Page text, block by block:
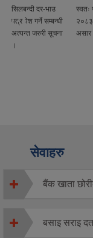
सिलबन्दी दर-भाउ
पत्र पेश गर्ने सम्बन्धी
अत्यन्त जरुरी सूचना
।
स्वतः
असार
सेवाहरु
बैंक खाता
बसाइ सराइ